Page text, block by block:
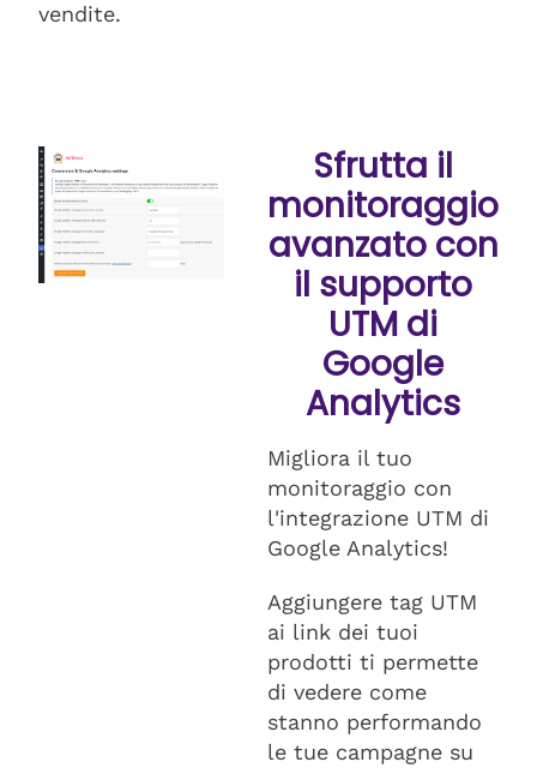
vendite.
Sfrutta il
monitoraggio
avanzato con
il supporto
UTM di
Google
Analytics
Migliora il tuo
monitoraggio con
l'integrazione UTM di
Google Analytics!
Aggiungere tag UTM
ai link dei tuoi
prodotti ti permette
di vedere come
stanno performando
le tue campagne su